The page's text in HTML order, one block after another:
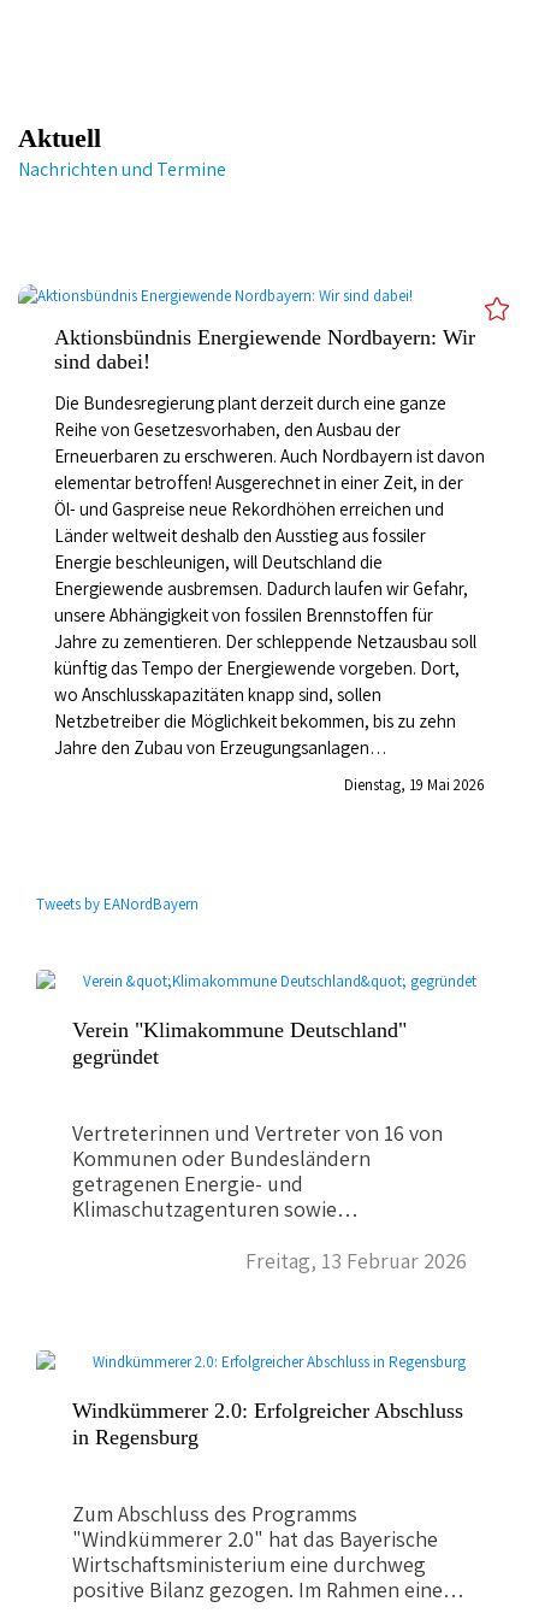
Aktuell
Nachrichten und Termine
Aktionsbündnis Energiewende Nordbayern: Wir
sind dabei!
Die Bundesregierung plant derzeit durch eine ganze
Reihe von Gesetzesvorhaben, den Ausbau der
Erneuerbaren zu erschweren. Auch Nordbayern ist davon
elementar betroffen! Ausgerechnet in einer Zeit, in der
Öl- und Gaspreise neue Rekordhöhen erreichen und
Länder weltweit deshalb den Ausstieg aus fossiler
Energie beschleunigen, will Deutschland die
Energiewende ausbremsen. Dadurch laufen wir Gefahr,
unsere Abhängigkeit von fossilen Brennstoffen für
Jahre zu zementieren. Der schleppende Netzausbau soll
künftig das Tempo der Energiewende vorgeben. Dort,
wo Anschlusskapazitäten knapp sind, sollen
Netzbetreiber die Möglichkeit bekommen, bis zu zehn
Jahre den Zubau von Erzeugungsanlagen…
Dienstag, 19 Mai 2026
Tweets by EANordBayern
Verein "Klimakommune Deutschland"
gegründet
Vertreterinnen und Vertreter von 16 von
Kommunen oder Bundesländern
getragenen Energie- und
Klimaschutzagenturen sowie
Bundesgebiet haben zur Jahreswende den
Nordbayern Mitglied ist, ist es, Kommunen
systematischen Umsetzung von Energie-
und Klimaschutzmaßnahmen besser zu
anerkannten Standards des "European
Energy Award" an und vergib künftig
die Label "Klimastadt", "Klimagemeinde"
und "Klimalandkreis" an engagierte
Freitag, 13 Februar 2026
Windkümmerer 2.0: Erfolgreicher Abschluss
in Regensburg
Zum Abschluss des Programms
"Windkümmerer 2.0" hat das Bayerische
Wirtschaftsministerium eine durchweg
positive Bilanz gezogen. Im Rahmen einer